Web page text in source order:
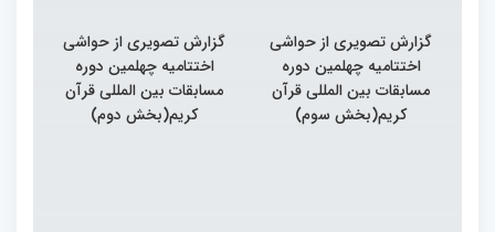
گزارش تصویری از حواشی
اختتامیه چهلمین دوره
مسابقات بین المللی قرآن
کریم(بخش سوم)
گزارش تصویری از حواشی
اختتامیه چهلمین دوره
مسابقات بین المللی قرآن
کریم(بخش دوم)